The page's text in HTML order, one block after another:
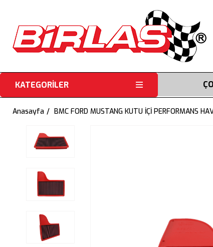
KATEGORİLER
Anasayfa BMC FORD MUSTANG KUTU İÇİ PERFORMANS